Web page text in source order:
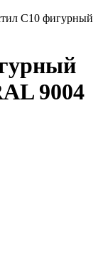
С10 фигурный
9004